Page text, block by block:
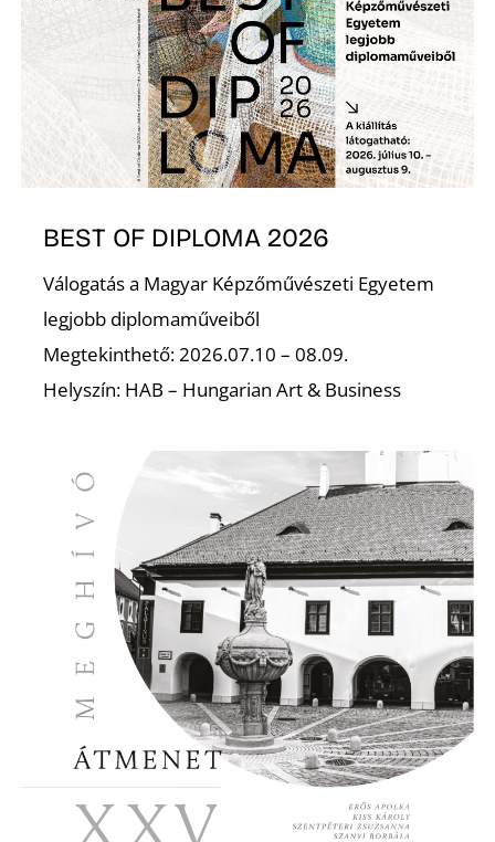
BEST OF DIPLOMA 2026
Válogatás a Magyar Képzőművészeti Egyetem
legjobb diplomaműveiből
Megtekinthető: 2026.07.10 – 08.09.
Helyszín: HAB – Hungarian Art & Business